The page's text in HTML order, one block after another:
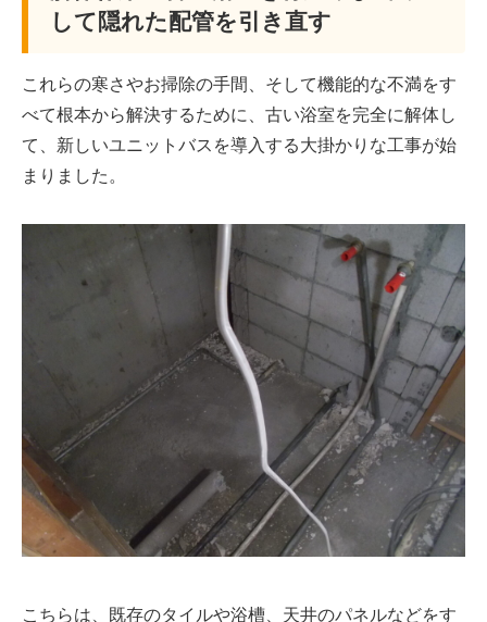
して隠れた配管を引き直す
これらの寒さやお掃除の手間、そして機能的な不満をす
べて根本から解決するために、古い浴室を完全に解体し
て、新しいユニットバスを導入する大掛かりな工事が始
まりました。
こちらは、既存のタイルや浴槽、天井のパネルなどをす